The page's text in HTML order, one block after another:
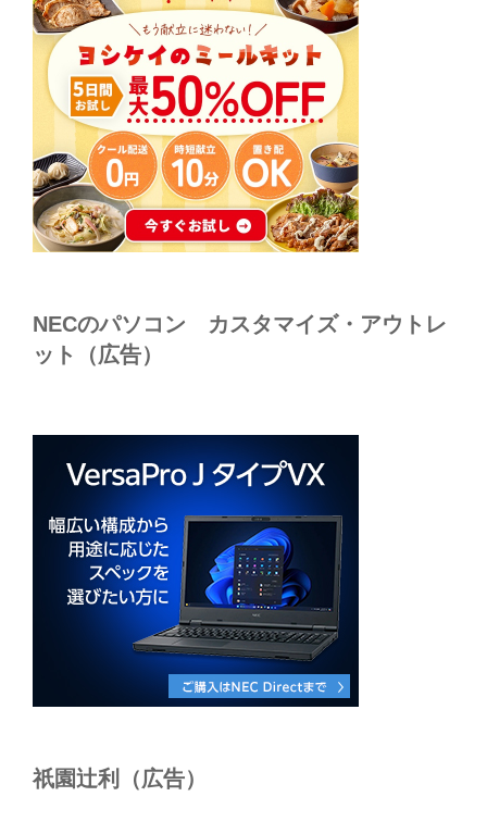
NECのパソコン カスタマイズ・アウトレ
ット（広告）
祇園辻利（広告）